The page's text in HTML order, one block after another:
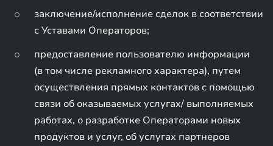
заключение/исполнение сделок в соответствии
с Уставами Операторов;
предоставление пользователю информации
(в том числе рекламного характера), путем
осуществления прямых контактов с помощью
связи об оказываемых услугах/ выполняемых
работах, о разработке Операторами новых
продуктов и услуг, об услугах партнеров